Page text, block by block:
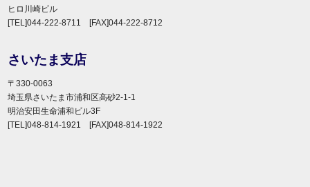
ヒロ川崎ビル
[TEL]044-222-8711 [FAX]044-222-8712
さいたま支店
〒330-0063
埼玉県さいたま市浦和区高砂2-1-1
明治安田生命浦和ビル3F
[TEL]048-814-1921 [FAX]048-814-1922